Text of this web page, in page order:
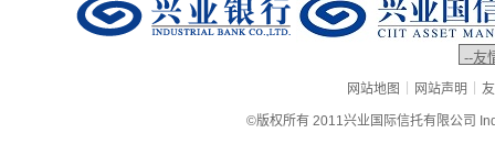
网站地图 | 网站声明 |
©版权所有 2011兴业国际信托有限公司